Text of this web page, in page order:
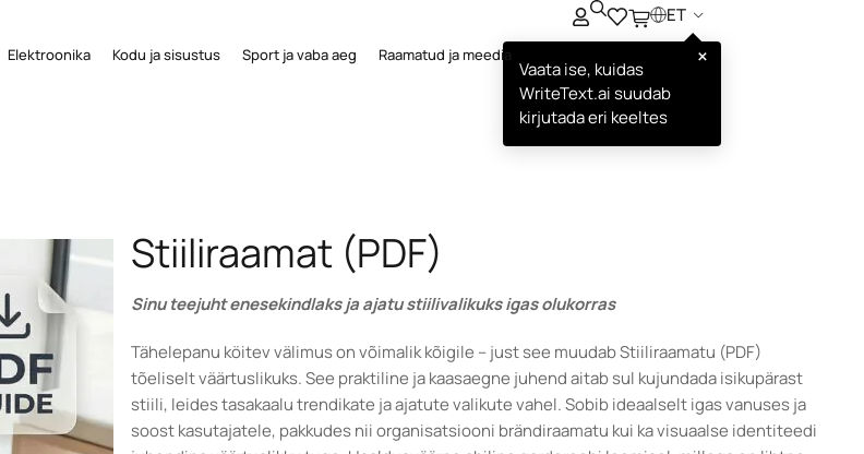
Elektroonika Kodu ja sisustus Sport ja vaba aeg Raamatud ja meedia
ET
×
Vaata ise, kuidas
WriteText.ai suudab
kirjutada eri keeltes
Stiiliraamat (PDF)
Sinu teejuht enesekindlaks ja ajatu stiilivalikuks igas olukorras
Tähelepanu köitev välimus on võimalik kõigile – just see muudab Stiiliraamatu (PDF)
tõeliselt väärtuslikuks. See praktiline ja kaasaegne juhend aitab sul kujundada isikupärast
stiili, leides tasakaalu trendikate ja ajatute valikute vahel. Sobib ideaalselt igas vanuses ja
soost kasutajatele, pakkudes nii organisatsiooni brändiraamatu kui ka visuaalse identiteedi